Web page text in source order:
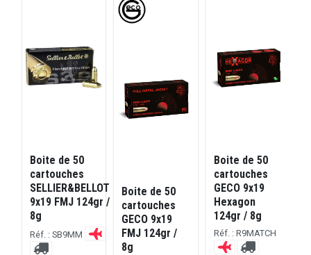
Boite de 50
cartouches
SELLIER&BELLOT
9x19 FMJ 124gr /
8g
Réf. : SB9MM
Boite de 50
cartouches
GECO 9x19
FMJ 124gr /
8g
Boite de 50
cartouches
GECO 9x19
Hexagon
124gr / 8g
Réf. : R9MATCH